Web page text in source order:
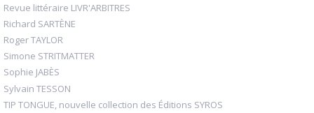
Revue littéraire LIVR'ARBITRES
Richard SARTÈNE
Roger TAYLOR
Simone STRITMATTER
Sophie JABÈS
Sylvain TESSON
TIP TONGUE, nouvelle collection des Éditions SYROS